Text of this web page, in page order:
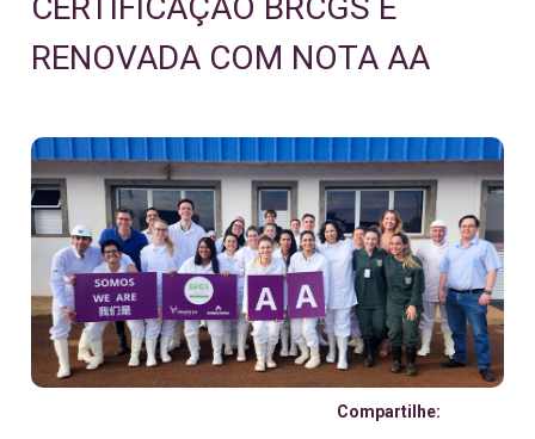
RENOVADA COM NOTA AA
Compartilhe: